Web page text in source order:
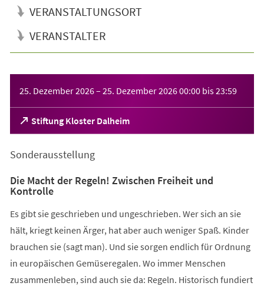
VERANSTALTUNGSORT
VERANSTALTER
25. Dezember 2026– 25. Dezember 202600:00 bis23:59
Stiftung Kloster Dalheim
(Öffnet
in
neuen
Sonderausstellung
Die Macht der Regeln! Zwischen Freiheit und
Kontrolle
Es gibt sie geschrieben und ungeschrieben. Wer sich an sie
hält, kriegt keinen Ärger, hat aber auch weniger Spaß. Kinder
brauchen sie (sagt man). Und sie sorgen endlich für Ordnung
in europäischen Gemüseregalen. Wo immer Menschen
zusammenleben, sind auch sie da: Regeln. Historisch fundiert